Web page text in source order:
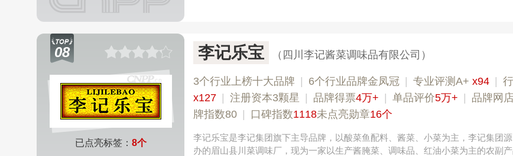
08
已点亮标签： 8个
李记乐宝 （四川李记酱菜调味品有限公司）
3个行业上榜十大品牌 6个行业品牌金凤冠 专业评测A+ x94
x127
注册资本3颗星 品牌得票4万+ 单品评价5万+ 品牌网店
牌指数80
口碑指数1118未点亮勋章16个
李记乐宝是李记集团旗下主导品牌，以酸菜鱼配料、酱菜、小菜为主，李记集团
办的眉山县川菜调味厂，现为一家以生产酱腌菜、调味品、红油小菜为主的农副